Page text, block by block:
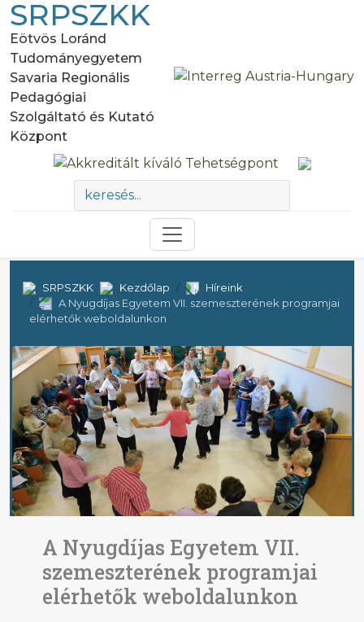
SRPSZKK
Eötvös Loránd
Tudományegyetem
Savaria Regionális
Pedagógiai
Szolgáltató és Kutató
Központ
SRPSZKK Kezdőlap
Híreink
A Nyugdíjas Egyetem VII. szemeszterének programjai
elérhetők weboldalunkon
A Nyugdíjas Egyetem VII.
szemeszterének programjai
elérhetők weboldalunkon